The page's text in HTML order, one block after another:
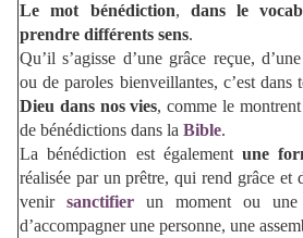
Le mot bénédiction, dans le
prendre différents sens.
Qu’il s’agisse d’une grâce reçue,
ou de paroles bienveillantes, c’est dans
Dieu dans nos vies, comme le
de bénédictions dans la Bible.
La bénédiction est également une
réalisée par un prêtre, qui rend grâce et
venir sanctifier un moment ou une
d’accompagner une personne, une